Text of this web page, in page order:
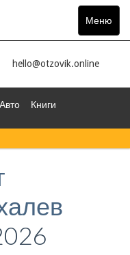
Меню
Toggle
hello@otzovik.online
Авто Книги